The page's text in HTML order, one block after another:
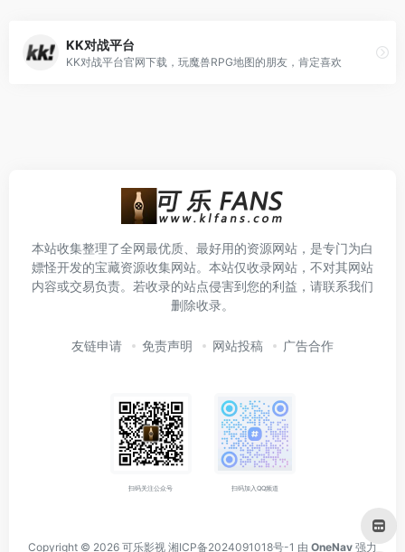
KK对战平台
KK对战平台官网下载，玩魔兽RPG地图的朋友，肯定喜欢
本站收集整理了全网最优质、最好用的资源网站，是专门为白
嫖怪开发的宝藏资源收集网站。本站仅收录网站，不对其网站
内容或交易负责。若收录的站点侵害到您的利益，请联系我们
删除收录。
友链申请 免责声明 网站投稿 广告合作
扫码关注公众号 扫码加入QQ频道
Copyright © 2026 可乐影视 湘ICP备2024091018号-1 由 OneNav 强力